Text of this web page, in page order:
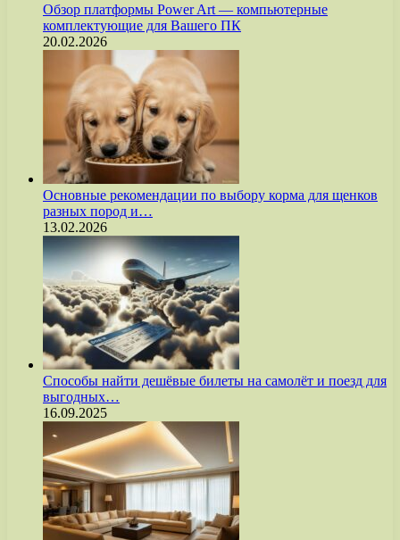
Обзор платформы Power Art — компьютерные
комплектующие для Вашего ПК
20.02.2026
Основные рекомендации по выбору корма для щенков
разных пород и…
13.02.2026
Способы найти дешёвые билеты на самолёт и поезд для
выгодных…
16.09.2025